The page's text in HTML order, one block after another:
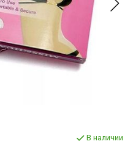
В наличии